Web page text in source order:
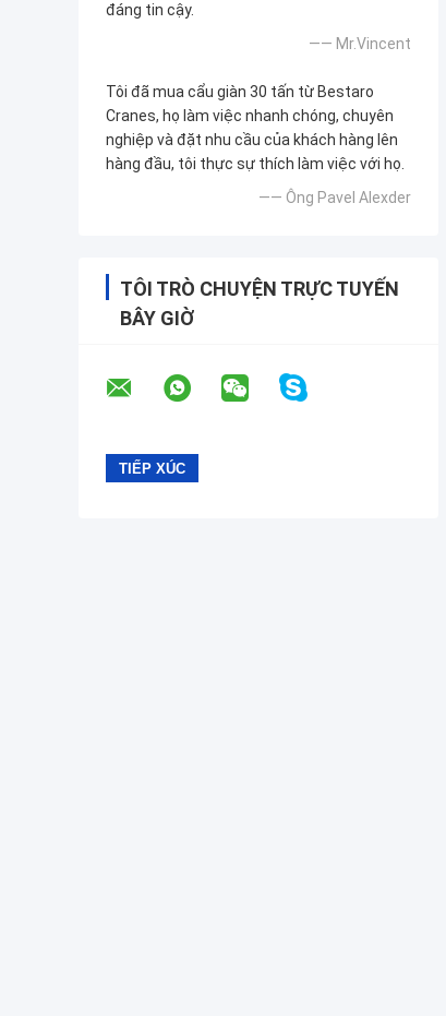
đáng tin cậy.
—— Mr.Vincent
Tôi đã mua cẩu giàn 30 tấn từ Bestaro
Cranes, họ làm việc nhanh chóng, chuyên
nghiệp và đặt nhu cầu của khách hàng lên
hàng đầu, tôi thực sự thích làm việc với họ.
—— Ông Pavel Alexder
TÔI TRÒ CHUYỆN TRỰC TUYẾN
BÂY GIỜ